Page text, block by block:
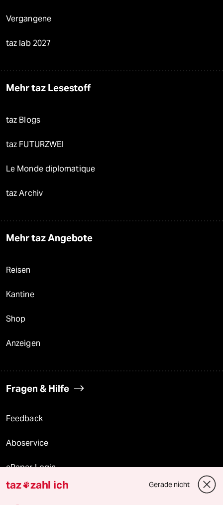
Vergangene
taz lab 2027
Mehr taz Lesestoff
taz Blogs
taz FUTURZWEI
Le Monde diplomatique
taz Archiv
Mehr taz Angebote
Reisen
Kantine
Shop
Anzeigen
Fragen & Hilfe
Feedback
Aboservice
ePaper Login
Downloads für Abonnierende
taz zahl ich Gerade nicht